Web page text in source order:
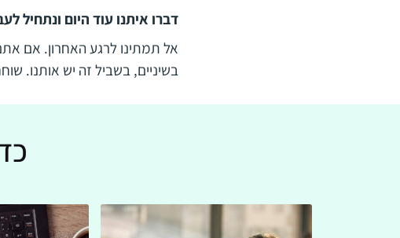
דברו איתנו עוד היום ונתחיל
בשיניים, בשביל זה יש אותנו.